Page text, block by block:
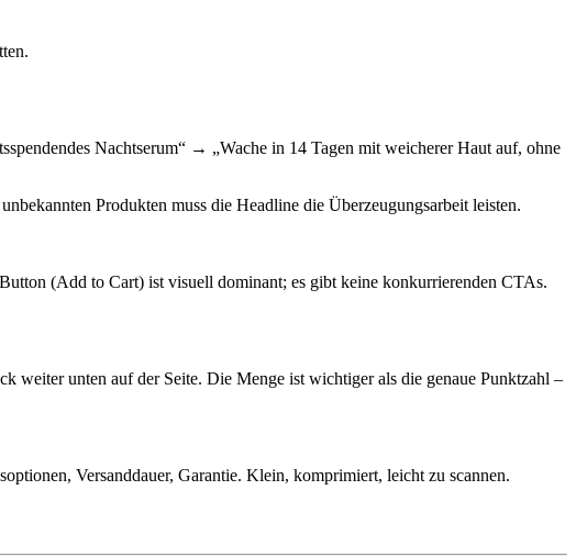
Nachtserum“ → „Wache in 14 Tagen mit weicherer Haut auf, ohne
Produkten muss die Headline die Überzeugungsarbeit leisten.
(Add to Cart) ist visuell dominant; es gibt keine konkurrierenden CTAs.
weiter unten auf der Seite. Die Menge ist wichtiger als die genaue Punktzahl –
Versanddauer, Garantie. Klein, komprimiert, leicht zu scannen.